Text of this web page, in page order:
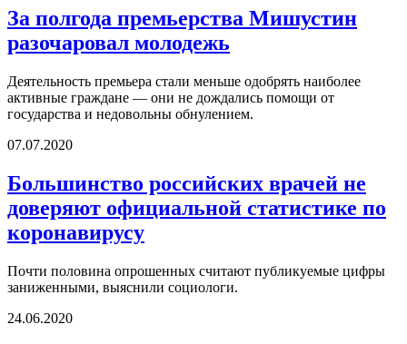
За полгода премьерства Мишустин
разочаровал молодежь
Деятельность премьера стали меньше одобрять наиболее
активные граждане — они не дождались помощи от
государства и недовольны обнулением.
07.07.2020
Большинство российских врачей не
доверяют официальной статистике по
коронавирусу
Почти половина опрошенных считают публикуемые цифры
заниженными, выяснили социологи.
24.06.2020